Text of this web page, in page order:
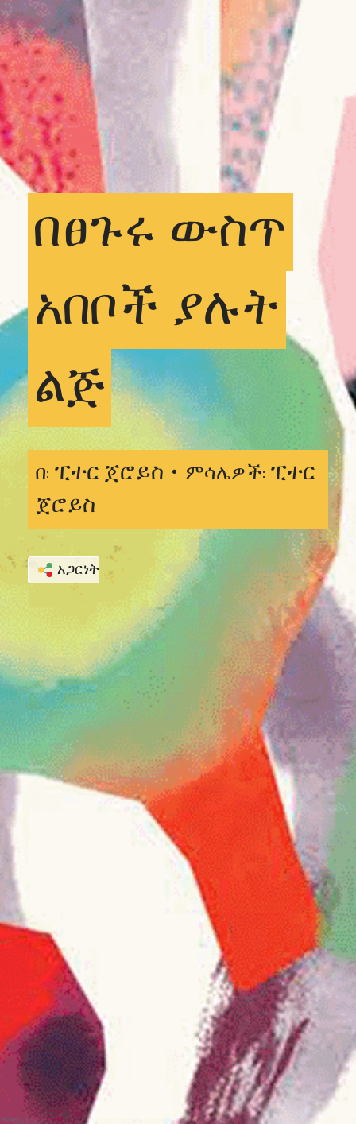
በፀጉሩ ውስጥ
አበቦች ያሉት
ልጅ
በ: ፒተር ጀሮይስ • ምሳሌዎች: ፒተር
ጀሮይስ
አጋርነት